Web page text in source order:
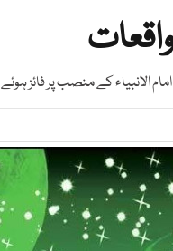
الانبیاء کے منصب پر فائز ہوئے